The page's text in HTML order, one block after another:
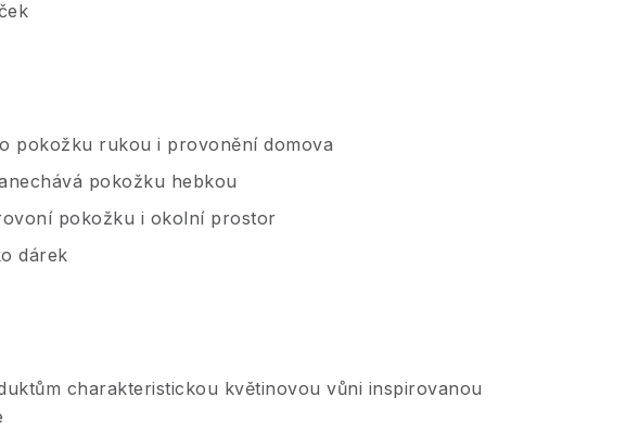
pokožku rukou i provonění domova
pokožku hebkou
pokožku i okolní prostor
dárek
charakteristickou květinovou vůni inspirovanou